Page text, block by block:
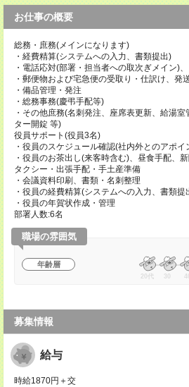
お仕事の概要
総務・庶務(メインになります)
・経費精算(システムへの入力、書類提出)
・電話応対(部署・担当者への取次ぎメイン)
・郵便物および宅急便の受取り・仕訳け、発
・備品管理・発注
・総務事務(慶弔手配等)
・その他庶務(名刺発注、座席表更新、給湯
ター開錠 等)
役員サポート(役員3名)
・役員のスケジュール確認(社内外とのアポイ
・役員のお茶出し(来客時含む)、昼食手配、
タクシー・出張手配・手土産準備
・会議資料印刷、書類・名刺整理
・役員の経費精算(システムへの入力、書類
・役員の年賀状作成・管理
部署人数:6名
職場の雰囲気
年齢層
20代 30 40
募集情報
給与
時給1870円＋交